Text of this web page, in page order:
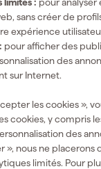
sans créer de
expérience
pour afficher des
des
sur Internet.
les cookies »,
cookies, y compris
des
», nous ne placerons
limités. Pour
25
Outils de mesure
Outil sans-fil